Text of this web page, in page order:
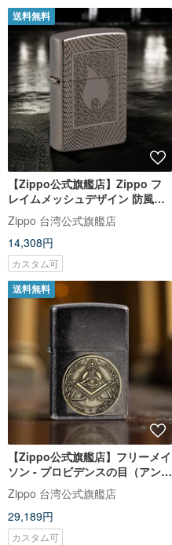
送料無料
【Zippo公式旗艦店】Zippo フ
レイムメッシュデザイン 防風
Zippoライター 48569
Zippo 台湾公式旗艦店
14,308円
カスタム可
送料無料
【Zippo公式旗艦店】フリーメイ
ソン - プロビデンスの目（アンテ
ィーク調）防風Zippoライター
ZA-6-O39
Zippo 台湾公式旗艦店
29,189円
カスタム可